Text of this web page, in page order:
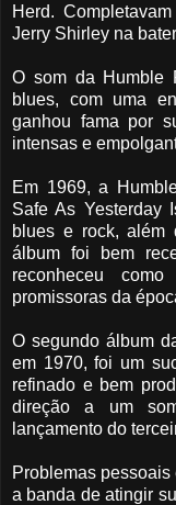
Herd.
Jerry Shirley na
O som da Humble
blues, com uma
ganhou fama por
intensas e
Em 1969, a
Safe As Yesterday
blues e rock, além
álbum foi bem
reconheceu
promissoras da
O segundo álbum
em 1970, foi um
refinado e bem
direção a um
lançamento do
Problemas
a banda de atingir